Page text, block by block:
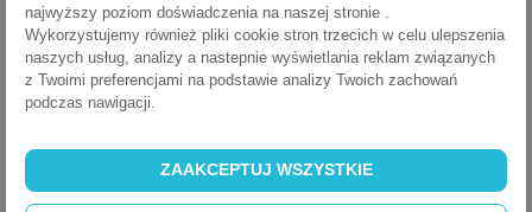
meble hotelowe
salony sprzedaży
Mediaport obrotowy umożliwa łatwy dostęp do gniazd z dwóch stron
najwyższy poziom doświadczenia na naszej stronie .
Wykorzystujemy również pliki cookie stron trzecich w celu ulepszenia
naszych usług, analizy a nastepnie wyświetlania reklam związanych
z Twoimi preferencjami na podstawie analizy Twoich zachowań
podczas nawigacji.
ZAAKCEPTUJ WSZYSTKIE